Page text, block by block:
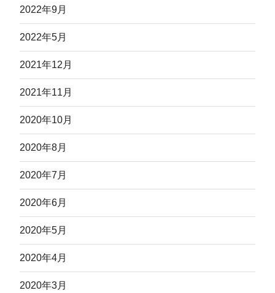
2022年9月
2022年5月
2021年12月
2021年11月
2020年10月
2020年8月
2020年7月
2020年6月
2020年5月
2020年4月
2020年3月